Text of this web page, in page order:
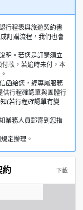
行程表與旅遊契約書
訂購流程，我們也會
明。若您是訂購須立
款，若逾時未付，本
函給您，經專屬服務
供行程確認單與團體行
(若行程確認單有變
業務人員郵寄到您指
定辦理。
約 下載